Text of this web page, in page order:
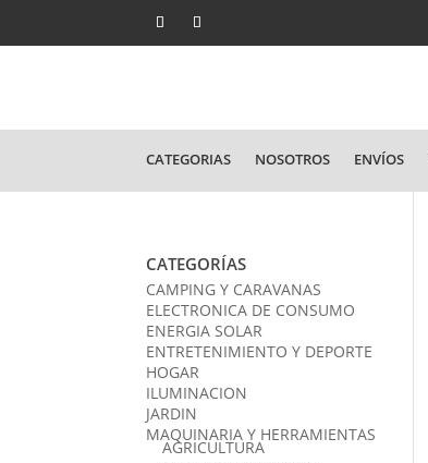
CATEGORIAS NOSOTROS ENVÍOS
CATEGORÍAS
CAMPING Y CARAVANAS
ELECTRONICA DE CONSUMO
ENERGIA SOLAR
ENTRETENIMIENTO Y DEPORTE
HOGAR
ILUMINACION
JARDIN
MAQUINARIA Y HERRAMIENTAS
AGRICULTURA